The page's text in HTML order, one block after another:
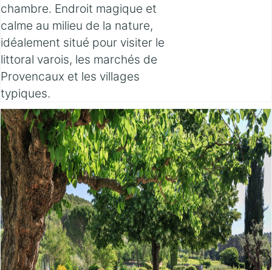
chambre. Endroit magique et
calme au milieu de la nature,
idéalement situé pour visiter le
littoral varois, les marchés de
Provencaux et les villages
typiques.